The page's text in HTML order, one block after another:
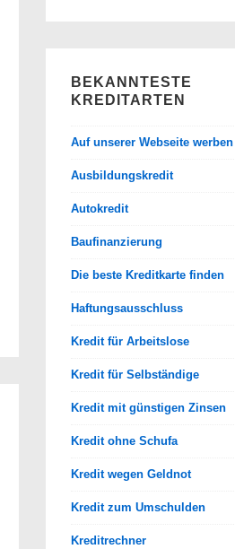
BEKANNTESTE
KREDITARTEN
Auf unserer Webseite werben
Ausbildungskredit
Autokredit
Baufinanzierung
Die beste Kreditkarte finden
Haftungsausschluss
Kredit für Arbeitslose
Kredit für Selbständige
Kredit mit günstigen Zinsen
Kredit ohne Schufa
Kredit wegen Geldnot
Kredit zum Umschulden
Kreditrechner